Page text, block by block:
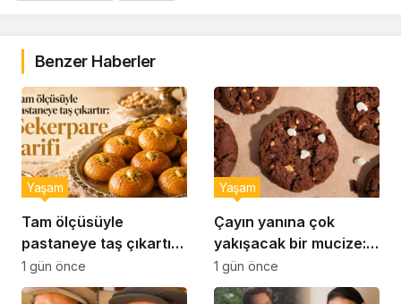
Benzer Haberler
Tam ölçüsüyle
pastaneye taş çıkartır:
Şekerpare tarifi
Yaşam
1 gün önce
Çayın yanına çok
yakışacak bir mucize:
Brownie tadında ıslak
kurabiye tarifi…
Yaşam
1 gün önce